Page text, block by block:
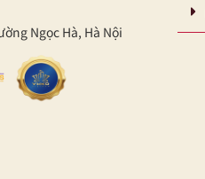
Ngọc Hà, Hà Nội